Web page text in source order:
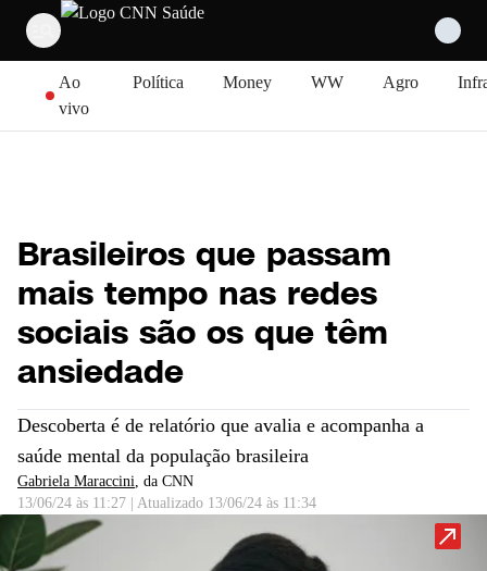
Ao
vivo
Política Money WW Agro
Brasileiros que passam
mais tempo nas redes
sociais são os que têm
ansiedade
Descoberta é de relatório que avalia e acompanha a
saúde mental da população brasileira
Gabriela Maraccini, da CNN
13/06/24 às 11:27
Atualizado 13/06/24 às 11:34